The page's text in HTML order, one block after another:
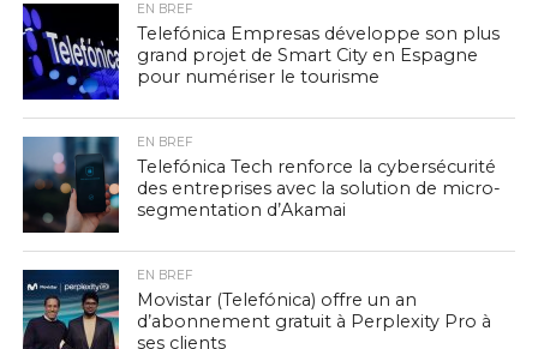
EN BREF
Telefónica Empresas développe son plus
grand projet de Smart City en Espagne
pour numériser le tourisme
EN BREF
Telefónica Tech renforce la cybersécurité
des entreprises avec la solution de micro-
segmentation d’Akamai
EN BREF
Movistar (Telefónica) offre un an
d’abonnement gratuit à Perplexity Pro à
ses clients